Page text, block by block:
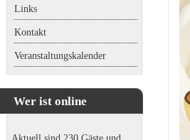
Links
Kontakt
Veranstaltungskalender
Wer ist online